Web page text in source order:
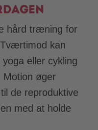
hård træning for
kan
eller cykling
Motion øger
de reproduktive
med at holde